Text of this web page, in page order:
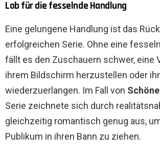
Lob für die fesselnde Handlung
Eine gelungene Handlung ist das
erfolgreichen Serie. Ohne eine
fällt es den Zuschauern schwer, eine
ihrem Bildschirm herzustellen oder
wiederzuerlangen. Im Fall von
Serie zeichnete sich durch
gleichzeitig romantisch genug aus,
Publikum in ihren Bann zu ziehen.